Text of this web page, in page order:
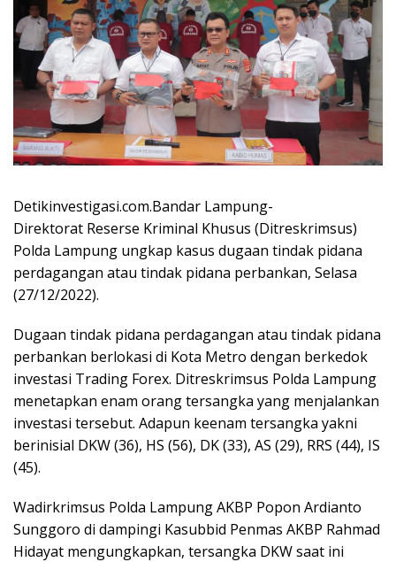
Detikinvestigasi.com.Bandar Lampung-
Direktorat Reserse Kriminal Khusus (Ditreskrimsus)
Polda Lampung ungkap kasus dugaan tindak pidana
perdagangan atau tindak pidana perbankan, Selasa
(27/12/2022).
Dugaan tindak pidana perdagangan atau tindak pidana
perbankan berlokasi di Kota Metro dengan berkedok
investasi Trading Forex. Ditreskrimsus Polda Lampung
menetapkan enam orang tersangka yang menjalankan
investasi tersebut. Adapun keenam tersangka yakni
berinisial DKW (36), HS (56), DK (33), AS (29), RRS (44), IS
(45).
Wadirkrimsus Polda Lampung AKBP Popon Ardianto
Sunggoro di dampingi Kasubbid Penmas AKBP Rahmad
Hidayat mengungkapkan, tersangka DKW saat ini